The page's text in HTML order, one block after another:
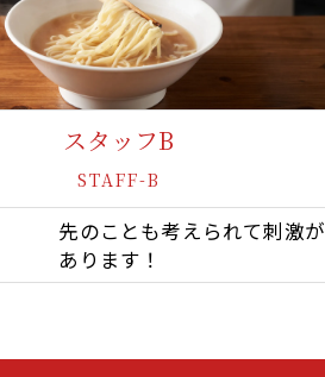
スタッフB
STAFF-B
先のことも考えられて刺激が
あります！